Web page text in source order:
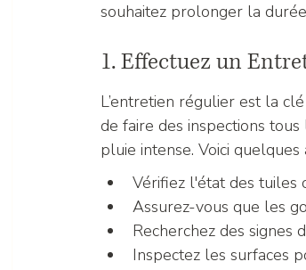
souhaitez prolonger la
1. Effectuez un
L’entretien régulier est la
de faire des inspections
pluie intense. Voici
Vérifiez l'état des tuiles
Assurez-vous que les
Recherchez des signes
Inspectez les surfaces